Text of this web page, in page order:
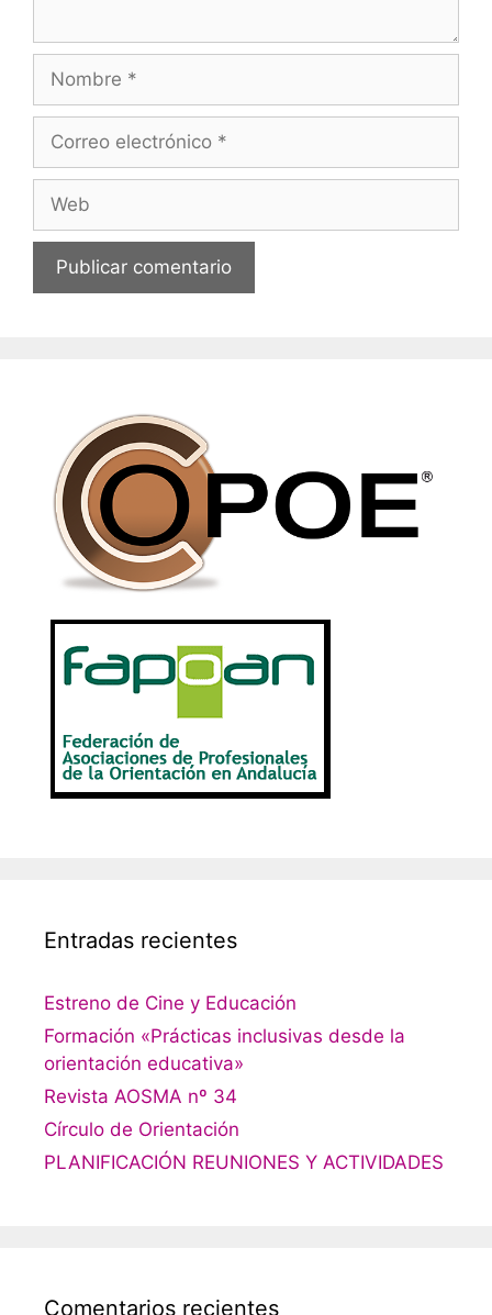
Nombre
Correo
Web
Entradas recientes
Estreno de Cine y Educación
Formación «Prácticas inclusivas desde la
orientación educativa»
Revista AOSMA nº 34
Círculo de Orientación
PLANIFICACIÓN REUNIONES Y ACTIVIDADES
Comentarios recientes